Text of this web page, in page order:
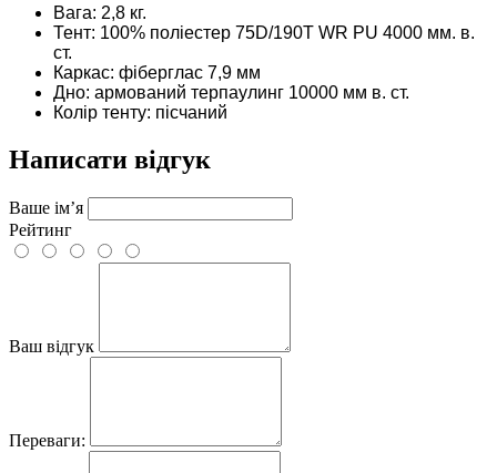
Вага: 2,8 кг.
Тент: 100% поліестер 75D/190T WR PU 4000 мм. в.
ст.
Каркас: фіберглас 7,9 мм
Дно: армований терпаулинг 10000 мм в. ст.
Колір тенту: пісчаний
Написати відгук
Ваше ім’я
Рейтинг
Ваш відгук
Переваги: